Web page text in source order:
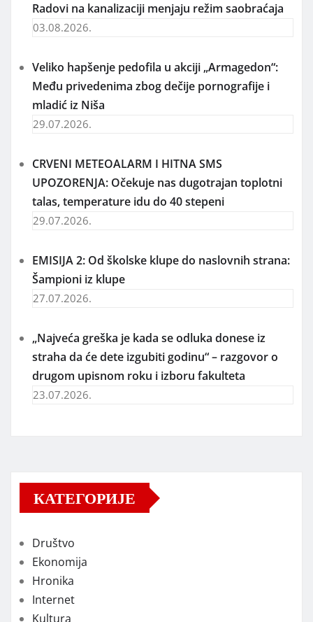
Radovi na kanalizaciji menjaju režim saobraćaja
03.08.2026.
Veliko hapšenje pedofila u akciji „Armagedon“:
Među privedenima zbog dečije pornografije i
mladić iz Niša
29.07.2026.
CRVENI METEOALARM I HITNA SMS
UPOZORENJA: Očekuje nas dugotrajan toplotni
talas, temperature idu do 40 stepeni
29.07.2026.
EMISIJA 2: Od školske klupe do naslovnih strana:
Šampioni iz klupe
27.07.2026.
„Najveća greška je kada se odluka donese iz
straha da će dete izgubiti godinu“ – razgovor o
drugom upisnom roku i izboru fakulteta
23.07.2026.
КАТЕГОРИЈЕ
Društvo
Ekonomija
Hronika
Internet
Kultura